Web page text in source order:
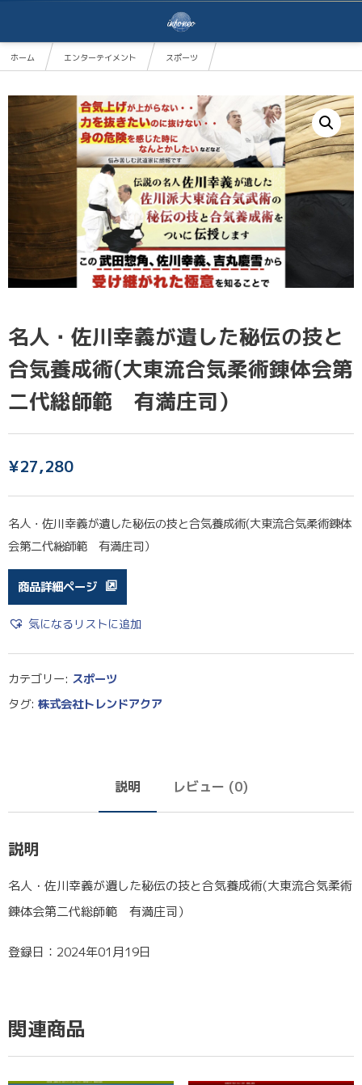
ホーム エンターテイメント
スポーツ
名人・佐川幸義が遺した秘伝の技と
合気養成術(大東流合気柔術錬体会第
二代総師範 有満庄司）
¥27,280
名人・佐川幸義が遺した秘伝の技と合気養成術(大東流合気柔術錬体
会第二代総師範 有満庄司）
商品詳細ページ
気になるリストに追加
カテゴリー: スポーツ
タグ: 株式会社トレンドアクア
説明 レビュー (0)
説明
名人・佐川幸義が遺した秘伝の技と合気養成術(大東流合気柔術
錬体会第二代総師範 有満庄司）
登録日：2024年01月19日
関連商品